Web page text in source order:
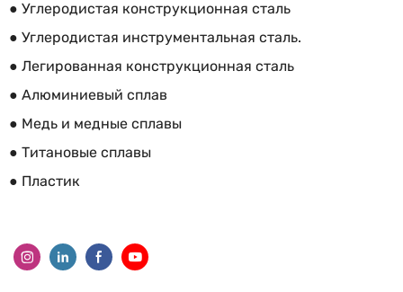
● Углеродистая конструкционная сталь
● Углеродистая инструментальная сталь.
● Легированная конструкционная сталь
● Алюминиевый сплав
● Медь и медные сплавы
● Титановые сплавы
● Пластик